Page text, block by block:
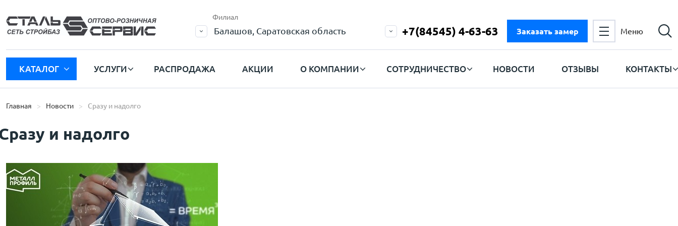
Филиал
Балашов, Саратовская область +7(84545) 4-63-63 Заказать замер Меню
КАТАЛОГ УСЛУГИ РАСПРОДАЖА АКЦИИ О КОМПАНИИ СОТРУДНИЧЕСТВО НОВОСТИ ОТЗЫВЫ КОНТАКТЫ
Главная Новости Сразу и надолго
и надолго